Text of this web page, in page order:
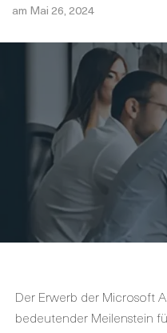
am Mai 26, 2024
Der Erwerb der Microsoft
bedeutender Meilenstein